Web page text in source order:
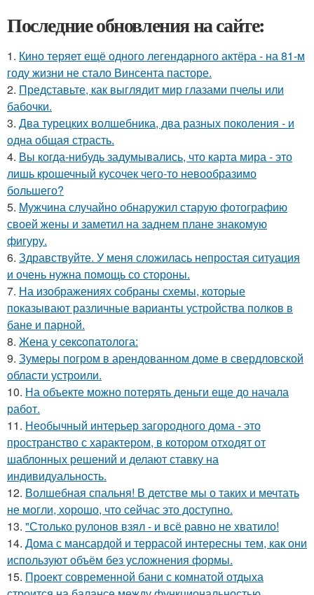
Последние обновления на сайте:
1. Кино теряет ещё одного легендарного актёра - на 81-м
году жизни не стало Винсента пасторе.
2. Представьте, как выглядит мир глазами пчелы или
бабочки.
3. Два турецких волшебника, два разных поколения - и
одна общая страсть.
4. Вы когда-нибудь задумывались, что карта мира - это
лишь крошечный кусочек чего-то невообразимо
большего?
5. Мужчина случайно обнаружил старую фотографию
своей жены и заметил на заднем плане знакомую
фигуру.
6. Здравствуйте. У меня сложилась непростая ситуация
и очень нужна помощь со стороны.
7. На изображениях собраны схемы, которые
показывают различные варианты устройства полков в
бане и парной.
8. Жена у ceкcопатолога:
9. Зумеры погром в арендованном доме в свердловской
области устроили.
10. На объекте можно потерять деньги еще до начала
работ.
11. Необычный интерьер загородного дома - это
пространство с характером, в котором отходят от
шаблонных решений и делают ставку на
индивидуальность.
12. Волшебная спальня! В детстве мы о таких и мечтать
не могли, хорошо, что сейчас это доступно.
13. "Столько рулонов взял - и всё равно не хватило!
14. Дома с мансардой и террасой интересны тем, как они
используют объём без усложнения формы.
15. Проект современной бани с комнатой отдыха